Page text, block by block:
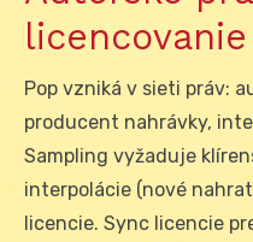
licencovanie
Pop vzniká v sieti práv:
producent nahrávky,
Sampling vyžaduje
interpolácie (nové
licencie. Sync licencie